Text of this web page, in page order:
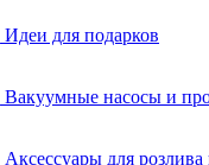
Идеи для подарков
Вакуумные насосы и
Аксессуары для розлива